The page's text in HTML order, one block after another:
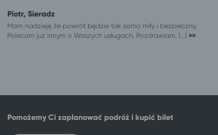
Pabianice
Płock
Sopot
Warszawa
Sopot
Piotr, Sieradz
Mam nadzieję że powrót będzie tak samo miły i bezpieczny.
Polecam już innym o Waszych usługach. Pozdrawiam. (...) >>
Pomożemy Ci zaplanować podróż i kupić bilet